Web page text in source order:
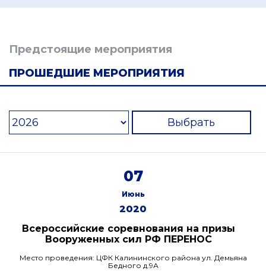
Предстоящие мероприятия
ПРОШЕДШИЕ МЕРОПРИЯТИЯ
Выбрать
07
Июнь
2020
Всероссийские соревнования на призы
Вооруженных сил РФ ПЕРЕНОС
Место проведения: ЦФК Калининского района ул. Демьяна
Бедного д.9А